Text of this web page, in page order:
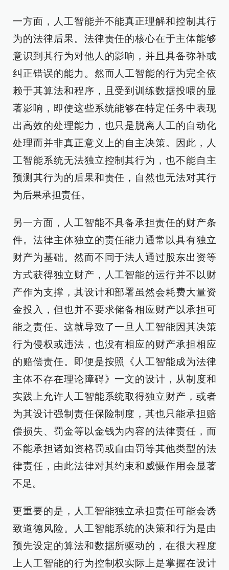
一方面，人工智能并不能真正理解和控制其行
为的法律后果。法律责任的核心在于主体能够
意识到其行为对他人的影响，并且具备弥补或
纠正错误的能力。然而人工智能的行为完全依
赖于其算法和程序，且受到训练数据投喂的显
著影响，即使这些系统能够在特定任务中表现
出高效的处理能力，也只是脱离人工的自动化
处理而并非真正意义上的自主决策。因此，人
工智能系统无法独立控制其行为，也不能自主
预测其行为的后果和责任，自然也无法对其行
为后果承担责任。
另一方面，人工智能不具备承担责任的财产条
件。法律主体独立的责任能力通常以具有独立
财产为基础。然而不同于法人通过股东出资等
方式获得独立财产，人工智能的运行并不以财
产作为支撑，其设计和部署虽然会耗费大量资
金投入，但也并不要求储备相应财产以承担可
能之责任。这就导致了一旦人工智能因其决策
行为侵权或违法，也没有相应的财产承担相应
的赔偿责任。即便是按照《人工智能成为法律
主体不存在理论障碍》一文的设计，从制度和
实践上允许人工智能系统取得独立财产，或者
为其设计强制责任保险制度，其也只能承担赔
偿损失、罚金等以金钱为内容的法律责任，而
不能承担诸如资格罚或自由罚等其他类型的法
律责任，由此法律对其约束和威慑作用会显著
不足。
更重要的是，人工智能独立承担责任可能会诱
致道德风险。人工智能系统的决策和行为是由
预先设定的算法和数据所驱动的，在很大程度
上人工智能的行为控制权实际上是掌握在设计